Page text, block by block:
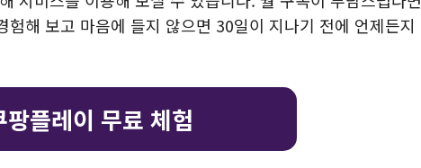
해 보고 마음에 들지 않으면 30일이 지나기 전에 언제든지
팡플레이 무료 체험